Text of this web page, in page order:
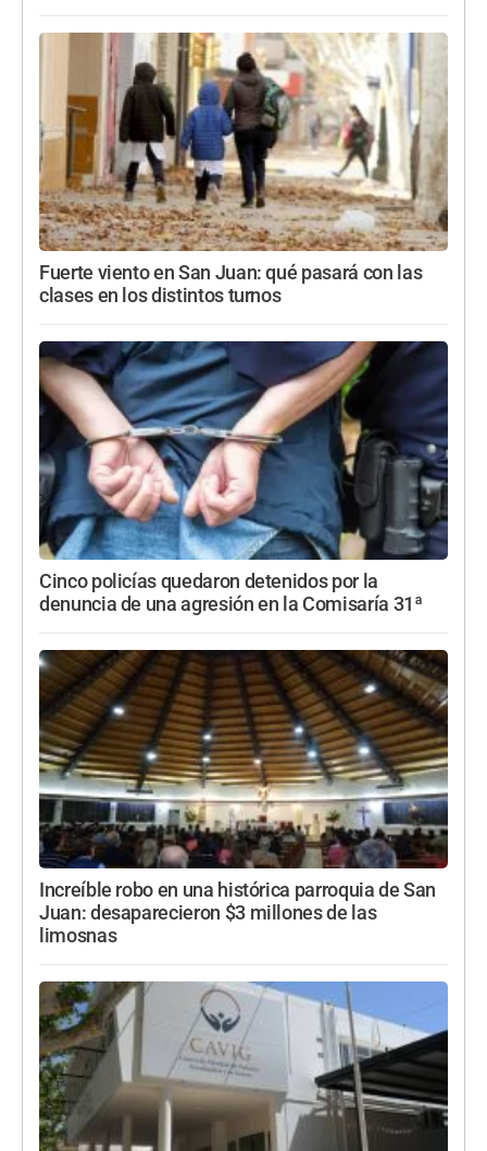
Fuerte viento en San Juan: qué pasará con las
clases en los distintos turnos
Cinco policías quedaron detenidos por la
denuncia de una agresión en la Comisaría 31ª
Increíble robo en una histórica parroquia de San
Juan: desaparecieron $3 millones de las
limosnas